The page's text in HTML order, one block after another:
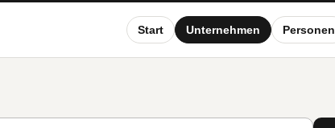
Start Unternehmen Personen